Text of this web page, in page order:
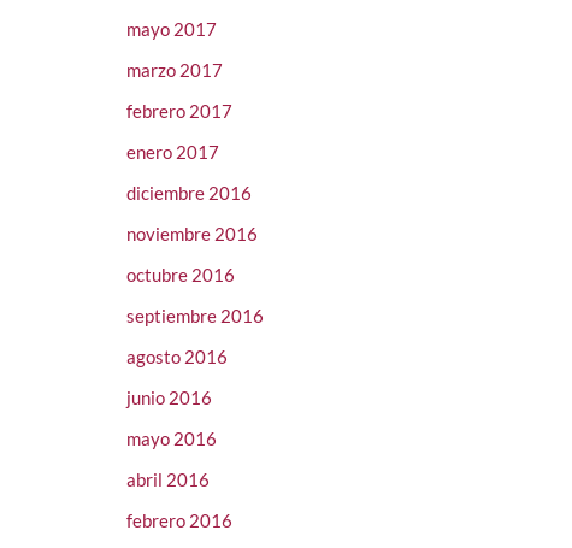
mayo 2017
marzo 2017
febrero 2017
enero 2017
diciembre 2016
noviembre 2016
octubre 2016
septiembre 2016
agosto 2016
junio 2016
mayo 2016
abril 2016
febrero 2016